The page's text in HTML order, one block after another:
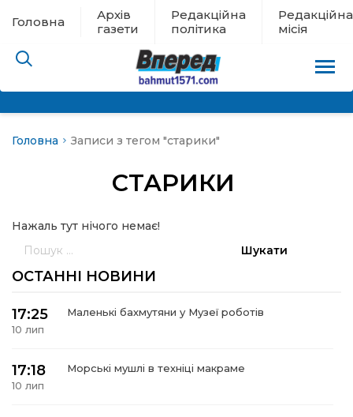
Головна
Архів
газети
Редакційна
політика
Редакційна
місія
новини
Головна Записи з тегом "старики"
СТАРИКИ
Нажаль тут нічого немає!
ОСТАННІ НОВИНИ
17:25
10 лип
Маленькі бахмутяни у Музеї роботів
17:18
10 лип
Морські мушлі в техніці макраме